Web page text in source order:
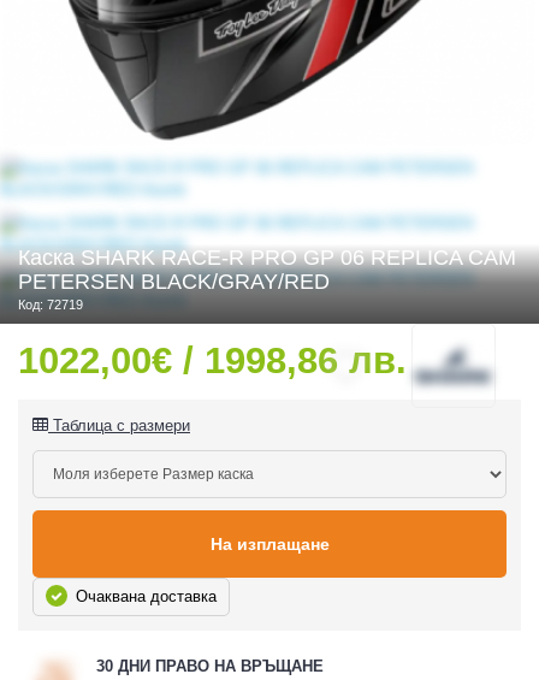
Каска SHARK RACE-R PRO GP 06 REPLICA CAM
PETERSEN BLACK/GRAY/RED
Код: 72719
1022,00€ / 1998,86 лв.
Таблица с размери
На изплащане
Очаквана доставка
30 ДНИ ПРАВО НА ВРЪЩАНЕ